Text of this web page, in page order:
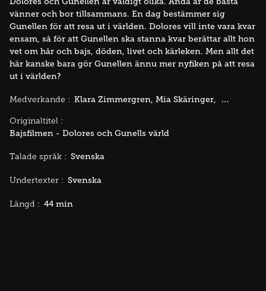
vänner och bor tillsammans. En dag bestämmer sig
Gunellen för att resa ut i världen. Dolores vill inte vara kvar
ensam, så för att Gunellen ska stanna kvar berättar allt hon
vet om hår och bajs, döden, livet och kärleken. Men allt det
här kanske bara gör Gunellen ännu mer nyfiken på att resa
ut i världen?
Medverkande : Klara Zimmergren Mia Skäringer Rikard
Originaltitel :
Bajsfilmen - Dolores och Gunells värld
Talade språk : Svenska
Undertexter : Svenska
Längd : 44 min